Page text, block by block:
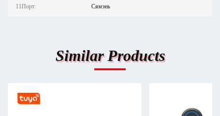
11Порт: Сямэнь
Similar Products